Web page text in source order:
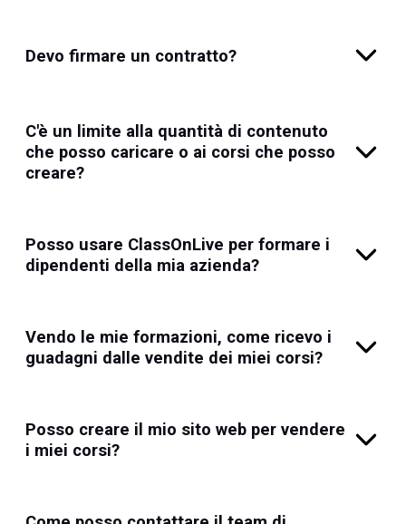
Devo firmare un contratto?
C'è un limite alla quantità di contenuto
che posso caricare o ai corsi che posso
creare?
Posso usare ClassOnLive per formare i
dipendenti della mia azienda?
Vendo le mie formazioni, come ricevo i
guadagni dalle vendite dei miei corsi?
Posso creare il mio sito web per vendere
i miei corsi?